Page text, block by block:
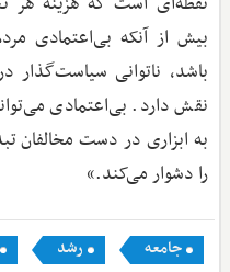
بیش از آنکه بی‌اعتمادی
باشد، ناتوانی سیاست‌گذار
نقش دارد. بی‌اعتمادی
به ابزاری در دست مخالفان
را دشوار می‌کند.»
جامعه رشد